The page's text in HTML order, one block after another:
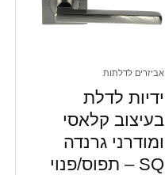
אביזרים לדלתות
ידיות לדלת
בעיצוב קלאסי
ומודרני גרנדה
SQ – תפוס/פנוי